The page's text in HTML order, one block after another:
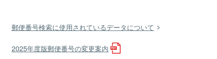
郵便番号検索に使用されているデータについて
2025年度版郵便番号の変更案内